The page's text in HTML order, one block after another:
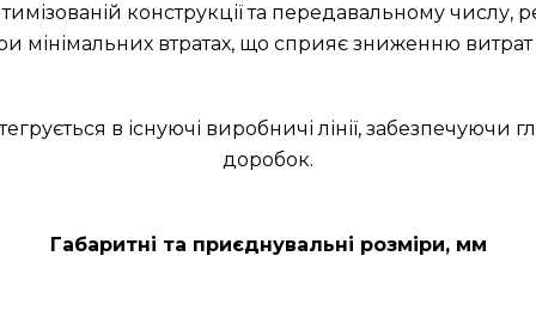
конструкції та передавальному числу,
мінімальних втратах, що сприяє зниженню
в існуючі виробничі лінії,
доробок.
Габаритні та приєднувальні розміри, мм